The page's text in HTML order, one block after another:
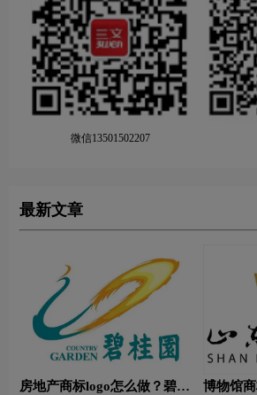
微信13501502207
最新文章
房地产商标logo怎么做？碧桂
博物馆